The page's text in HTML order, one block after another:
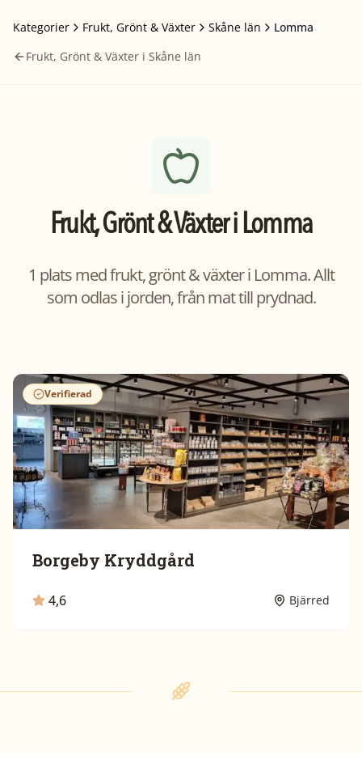
Kategorier Frukt, Grönt & Växter Skåne län
Lomma
Frukt, Grönt & Växter i Skåne län
Frukt, Grönt & Växteri Lomma
1 plats med frukt, grönt & växter i Lomma. Allt
som odlas i jorden, från mat till prydnad.
Verifierad
Borgeby Kryddgård
4,6 Bjärred